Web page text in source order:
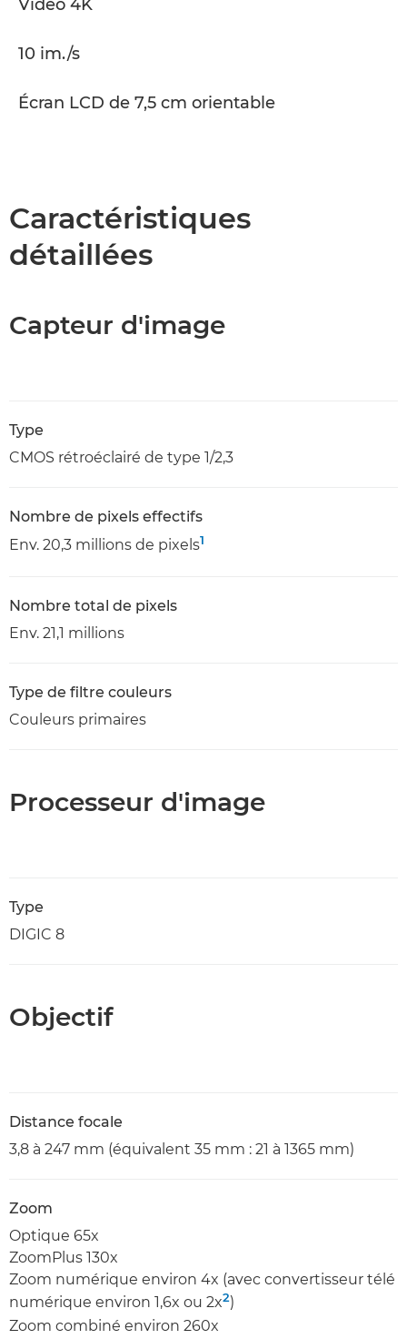
Vidéo 4K
10 im./s
Écran LCD de 7,5 cm orientable
Caractéristiques
détaillées
Capteur d'image
Type
CMOS rétroéclairé de type 1/2,3
Nombre de pixels effectifs
Env. 20,3 millions de pixels1
Nombre total de pixels
Env. 21,1 millions
Type de filtre couleurs
Couleurs primaires
Processeur d'image
Type
DIGIC 8
Objectif
Distance focale
3,8 à 247 mm (équivalent 35 mm : 21 à 1365 mm)
Zoom
Optique 65x
ZoomPlus 130x
Zoom numérique environ 4x (avec convertisseur télé
numérique environ 1,6x ou 2x2)
Zoom combiné environ 260x